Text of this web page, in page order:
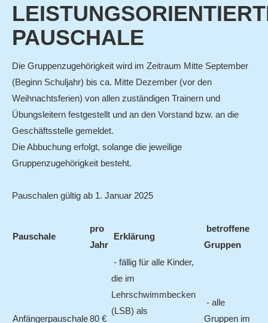
PAUSCHALE
Die Gruppenzugehörigkeit wird im Zeitraum Mitte September
(Beginn Schuljahr) bis ca. Mitte Dezember (vor den
Weihnachtsferien) von allen zuständigen Trainern und
Übungsleitern festgestellt und an den Vorstand bzw. an die
Geschäftsstelle gemeldet.
Die Abbuchung erfolgt, solange die jeweilige
Gruppenzugehörigkeit besteht.
Pauschalen gültig ab 1. Januar 2025
Pauschale
pro
Jahr
Erklärung
betroffene
Gruppen
Anfängerpauschale80 €
- fällig für alle Kinder,
die im
Lehrschwimmbecken
(LSB) als
- alle
Gruppen im